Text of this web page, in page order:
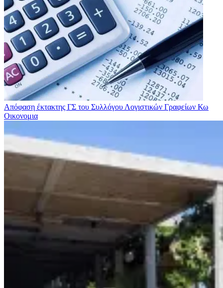
Απόφαση έκτακτης ΓΣ του Συλλόγου Λογιστικών Γραφείων Κω
Οικονομια